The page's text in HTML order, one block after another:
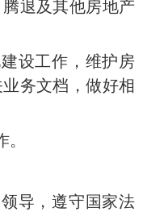
退及其他房地产
设工作，维护房
务文档，做好相
导，遵守国家法